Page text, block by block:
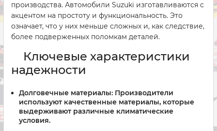
производства. Автомобили Suzuki изготавливаются с
акцентом на простоту и функциональность. Это
означает, что у них меньше сложных и, как следствие,
более подверженных поломкам деталей.
Ключевые характеристики
надежности
Долговечные материалы: Производители
используют качественные материалы, которые
выдерживают различные климатические
условия.